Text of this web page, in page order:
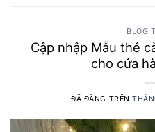
BLOG
Cập nhập Mẫu thẻ
cho cửa
ĐÃ ĐĂNG TRÊN